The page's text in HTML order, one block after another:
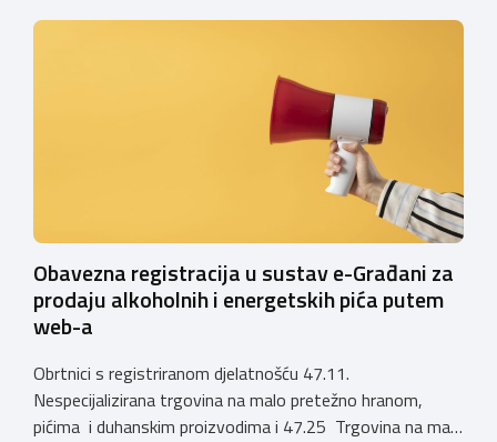
privremenih rješenja izdanih sukladno Zakonu o
1. siječnja 2025. godine više ne mogu podnositi novi
zahtjevi za izdavanje privremenih rješenja, dok već izdana
Obavezna registracija u sustav e-Građani za
prodaju alkoholnih i energetskih pića putem
web-a
Obrtnici s registriranom djelatnošću 47.11.
Nespecijalizirana trgovina na malo pretežno hranom,
pićima i duhanskim proizvodima i 47.25 Trgovina na malo